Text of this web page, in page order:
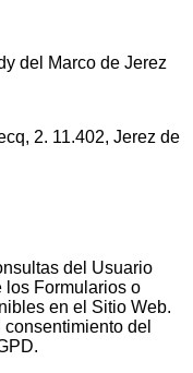
del Marco de Jerez
2. 11.402, Jerez de
del Usuario
los Formularios o
en el Sitio Web.
del